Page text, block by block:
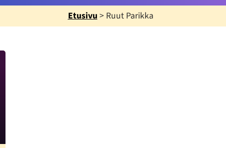
Etusivu> Ruut Parikka